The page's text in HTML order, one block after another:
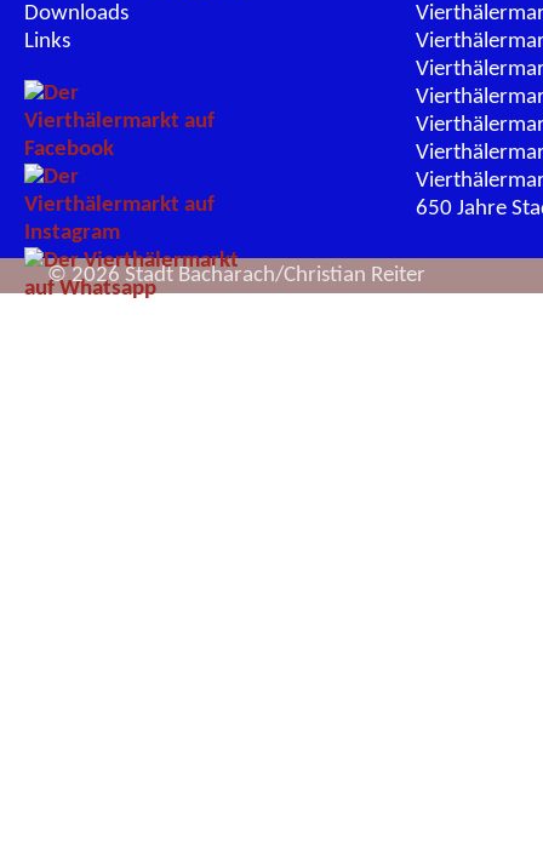
Downloads
Links
650 Jahre
© 2026 Stadt Bacharach/Christian Reiter